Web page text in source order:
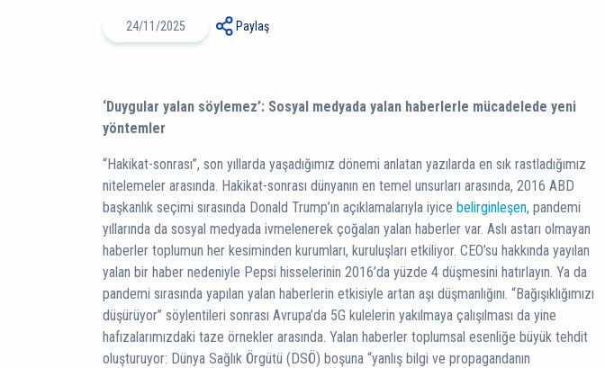
24/11/2025 Paylaş
‘Duygular yalan söylemez’: Sosyal medyada yalan haberlerle mücadelede yeni
yöntemler
“Hakikat-sonrası”, son yıllarda yaşadığımız dönemi anlatan yazılarda en sık rastladığımız
nitelemeler arasında. Hakikat-sonrası dünyanın en temel unsurları arasında, 2016 ABD
başkanlık seçimi sırasında Donald Trump’ın açıklamalarıyla iyice belirginleşen, pandemi
yıllarında da sosyal medyada ivmelenerek çoğalan yalan haberler var. Aslı astarı olmayan
haberler toplumun her kesiminden kurumları, kuruluşları etkiliyor. CEO’su hakkında yayılan
yalan bir haber nedeniyle Pepsi hisselerinin 2016’da yüzde 4 düşmesini hatırlayın. Ya da
pandemi sırasında yapılan yalan haberlerin etkisiyle artan aşı düşmanlığını. “Bağışıklığımızı
düşürüyor” söylentileri sonrası Avrupa’da 5G kulelerin yakılmaya çalışılması da yine
hafızalarımızdaki taze örnekler arasında. Yalan haberler toplumsal esenliğe büyük tehdit
oluşturuyor: Dünya Sağlık Örgütü (DSÖ) boşuna “yanlış bilgi ve propagandanın